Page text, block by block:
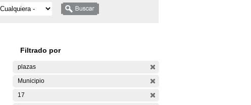
Filtrado por
plazas
Municipio
17